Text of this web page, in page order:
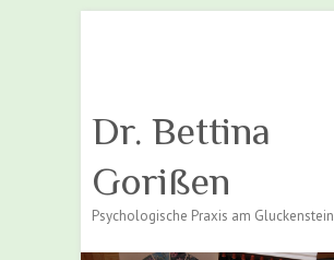
Dr. Bettina
Gorißen
Psychologische Praxis am Gluckenstein